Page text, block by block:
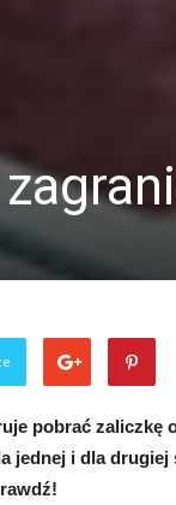
pobrać zaliczkę
jednej i dla drugiej